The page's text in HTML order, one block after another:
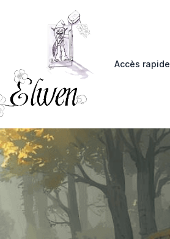
Accès rapide